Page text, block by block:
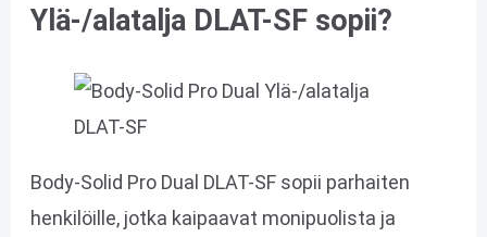
Ylä-/alatalja DLAT-SF sopii?
Body-Solid Pro Dual DLAT-SF sopii parhaiten
henkilöille, jotka kaipaavat monipuolista ja